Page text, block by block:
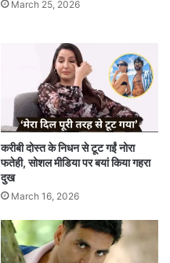
March 25, 2026
करीबी दोस्त के निधन से टूट गईं नोरा
फतेही, सोशल मीडिया पर बयां किया गहरा
दुख
March 16, 2026